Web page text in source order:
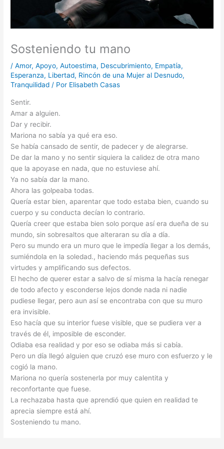
Sosteniendo tu mano
/Amor,Apoyo,Autoestima, Descubrimiento, Empatía,
Esperanza, Libertad, Rincón de una Mujer al Desnudo,
Tranquilidad / Por Elisabeth Casas
Sentir.
Amar a alguien.
Dar y recibir.
Mariona no sabía ya qué era eso.
Se había cansado de sentir, de padecer y de alegrarse.
De dar la mano y no sentir siquiera la calidez de otra mano
que la apoyase en nada, que no estuviese ahí.
Ya no sabía dar la mano.
Ahora las golpeaba todas.
Quería estar bien, aparentar que todo estaba bien, cuando su
cuerpo y su conducta decían lo contrario.
Quería creer que estaba bien solo porque así era dueña de su
mundo, sin sobresaltos que alteraran su día a día.
Pero su mundo era un muro que le impedía llegar a los demás,
sumiéndola en la soledad., haciendo más pequeñas sus
virtudes y amplificando sus defectos.
El hecho de querer estar a salvo de sí misma la hacía renegar
de todo afecto y esconderse lejos donde nada ni nadie
pudiese llegar, pero aun así se encontraba con que su muro
era invisible.
Eso hacía que su interior fuese visible, que se pudiera ver a
través de él, imposible de esconder.
Odiaba esa realidad y por eso se odiaba más si cabía.
Pero un día llegó alguien que cruzó ese muro con esfuerzo y le
cogió la mano.
Mariona no quería sostenerla por muy calentita y
reconfortante que fuese.
La rechazaba hasta que aprendió que quien en realidad te
aprecia siempre está ahí.
Sosteniendo tu mano.